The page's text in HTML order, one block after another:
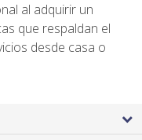
al adquirir un
que respaldan el
desde casa o